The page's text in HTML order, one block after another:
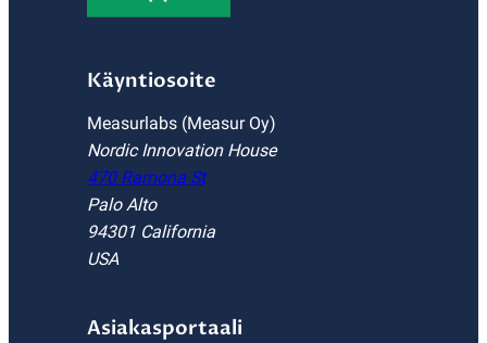
Käyntiosoite
Measurlabs (Measur Oy)
Nordic Innovation House
470 Ramona St
Palo Alto
94301 California
USA
Asiakasportaali